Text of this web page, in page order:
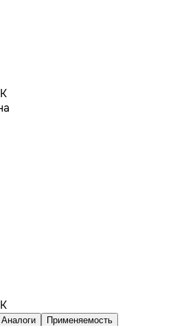
Аналоги Применяемость